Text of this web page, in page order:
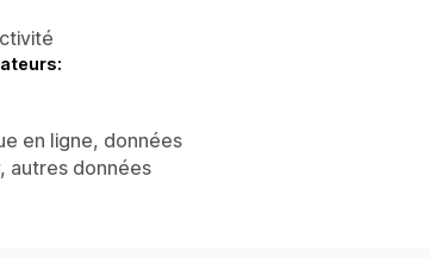
en ligne, données
autres données